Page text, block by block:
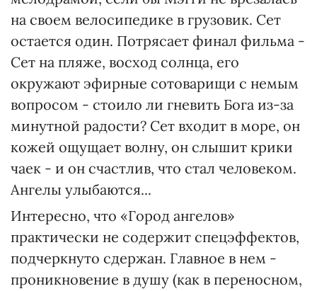
на своем велосипедике в грузовик. Сет
остается один. Потрясает финал фильма -
Сет на пляже, восход солнца, его
окружают эфирные сотоварищи с немым
вопросом - стоило ли гневить Бога из-за
минутной радости? Сет входит в море, он
кожей ощущает волну, он слышит крики
чаек - и он счастлив, что стал человеком.
Ангелы улыбаются...
Интересно, что «Город ангелов»
практически не содержит спецэффектов,
подчеркнуто сдержан. Главное в нем -
проникновение в душу (как в переносном,